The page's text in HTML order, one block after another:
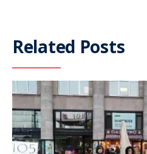
Related Posts